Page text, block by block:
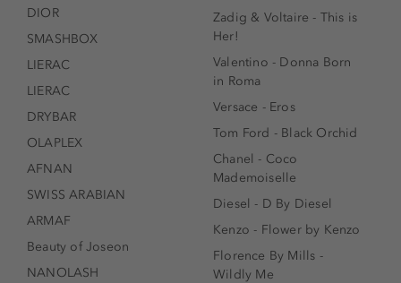
DIOR
SMASHBOX
LIERAC
LIERAC
DRYBAR
OLAPLEX
AFNAN
SWISS ARABIAN
ARMAF
Beauty of Joseon
NANOLASH
Zadig & Voltaire - This is
Her!
Valentino - Donna Born
in Roma
Versace - Eros
Tom Ford - Black Orchid
Chanel - Coco
Mademoiselle
Diesel - D By Diesel
Kenzo - Flower by Kenzo
Florence By Mills -
Wildly Me